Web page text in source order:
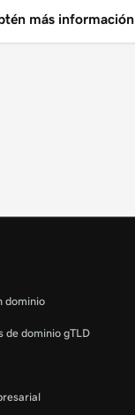
más información
dominio
de dominio gTLD